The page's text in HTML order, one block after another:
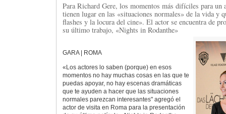
Para Richard Gere, los momentos más difíciles para un
tienen lugar en las «situaciones normales» de la vida y
flashes y la locura del cine». El actor se encuentra de
su último trabajo, «Nights in Rodanthe»
GARA | ROMA
«Los actores lo saben (porque) en esos
momentos no hay muchas cosas en las que te
puedas apoyar, no hay escenas dramáticas
que te ayuden a hacer que las situaciones
normales parezcan interesantes" agregó el
actor de visita en Roma para la presentación